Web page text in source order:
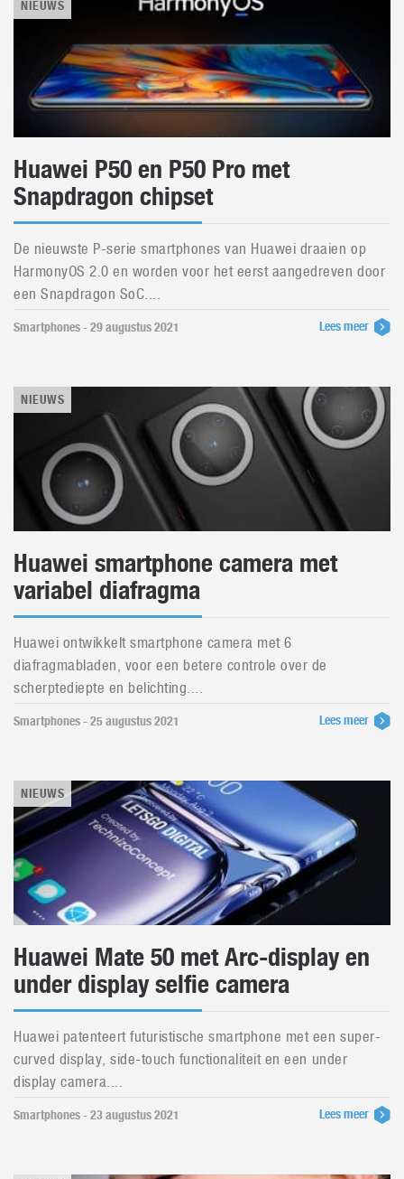
NIEUWS
Huawei P50 en P50 Pro met
Snapdragon chipset
De nieuwste P-serie smartphones van Huawei draaien op
HarmonyOS 2.0 en worden voor het eerst aangedreven door
een Snapdragon SoC....
Smartphones - 29 augustus 2021 Lees meer
NIEUWS
Huawei smartphone camera met
variabel diafragma
Huawei ontwikkelt smartphone camera met 6
diafragmabladen, voor een betere controle over de
scherptediepte en belichting....
Smartphones - 25 augustus 2021 Lees meer
NIEUWS
Huawei Mate 50 met Arc-display en
under display selfie camera
Huawei patenteert futuristische smartphone met een super-
curved display, side-touch functionaliteit en een under
display camera....
Smartphones - 23 augustus 2021 Lees meer